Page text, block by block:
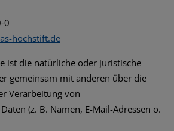
0
hochstift.de
ist die natürliche oder juristische
gemeinsam mit anderen über die
Verarbeitung von
(z. B. Namen, E-Mail-Adressen o.